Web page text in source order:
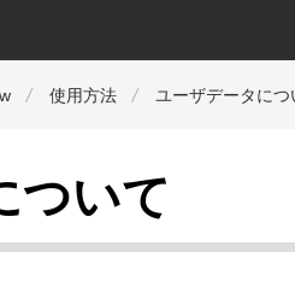
使用方法 ユーザデータにつ
ついて